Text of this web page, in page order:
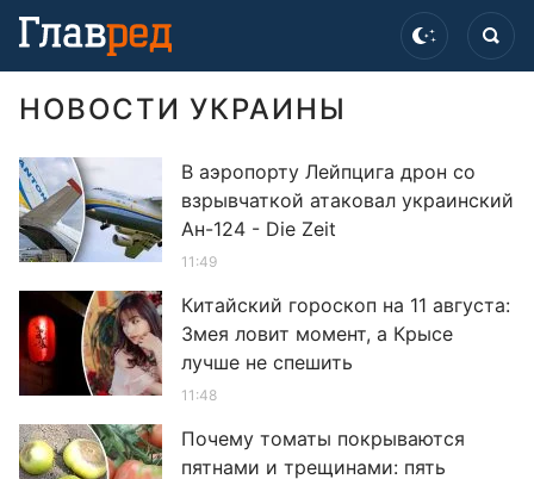
НОВОСТИ УКРАИНЫ
В аэропорту Лейпцига дрон со
взрывчаткой атаковал украинский
Ан-124 - Die Zeit
11:49
Китайский гороскоп на 11 августа:
Змея ловит момент, а Крысе
лучше не спешить
11:48
Почему томаты покрываются
пятнами и трещинами: пять